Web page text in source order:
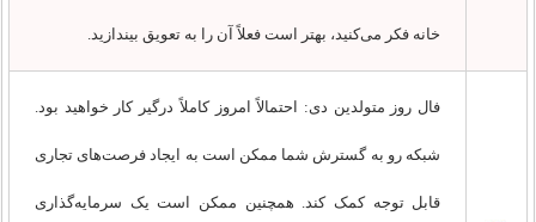
خانه فکر می‌کنید، بهتر است فعلاً آن را به تعویق بیندازید.
فال روز متولدین دی: احتمالاً امروز کاملاً درگیر کار خواهید بود.
شبکه رو به گسترش شما ممکن است به ایجاد فرصت‌های تجاری
قابل توجه کمک کند. همچنین ممکن است یک سرمایه‌گذاری